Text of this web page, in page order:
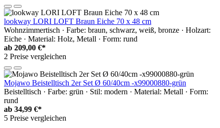
lookway LORI LOFT Braun Eiche 70 x 48 cm
Wohnzimmertisch · Farbe: braun, schwarz, weiß, bronze · Holzart:
Eiche · Material: Holz, Metall · Form: rund
ab 209,00 €*
2 Preise vergleichen
Mojawo Beistelltisch 2er Set Ø 60/40cm -x99000880-grün
Beistelltisch · Farbe: grün · Stil: modern · Material: Metall · Form:
rund
ab 34,99 €*
5 Preise vergleichen